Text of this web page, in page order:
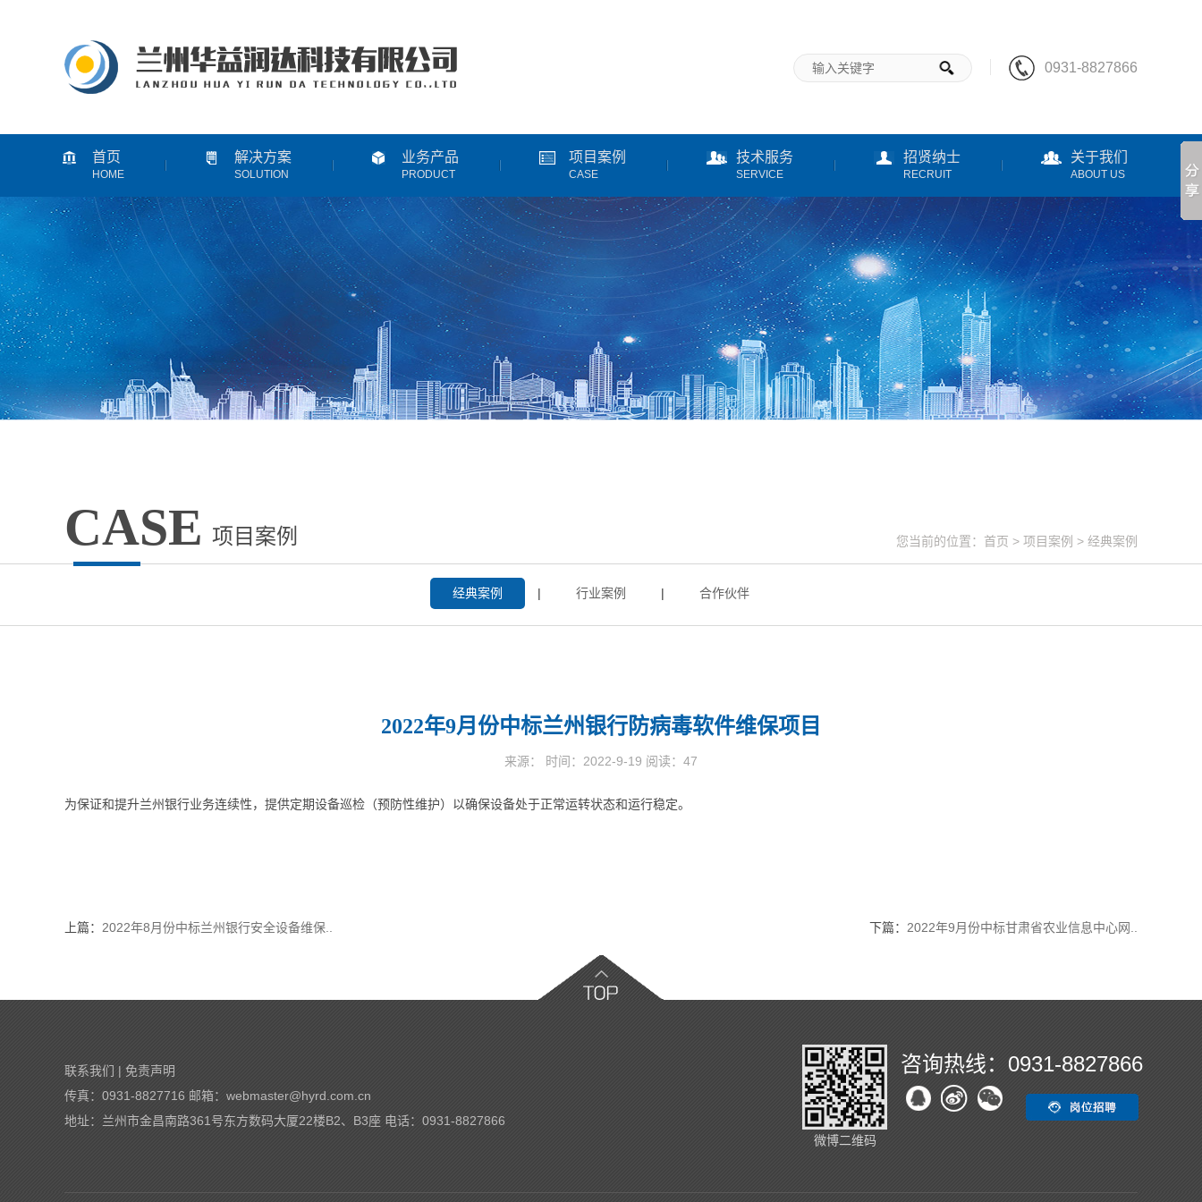
0931-8827866
首页
HOME
解决方案
SOLUTION
业务产品
PRODUCT
项目案例
CASE
技术服务
SERVICE
招贤纳士
RECRUIT
关于我们
ABOUT US
CASE 项目案例 您当前的位置： 首页 > 项目案例 > 经典案例
经典案例 | 行业案例 | 合作伙伴
2022年9月份中标兰州银行防病毒软件维保项目
来源： 时间：2022-9-19 阅读： 47
为保证和提升兰州银行业务连续性，提供定期设备巡检（预防性维护）以确保设备处于正常运转状态和运行稳定。
上篇： 2022年8月份中标兰州银行安全设备维保.. 下篇： 2022年9月份中标甘肃省农业信息中心网..
联系我们 | 免责声明
传真：0931-8827716 邮箱： webmaster@hyrd.com.cn
地址：兰州市金昌南路361号东方数码大厦22楼B2、B3座 电话：0931-8827866
微博二维码
咨询热线：0931-8827866